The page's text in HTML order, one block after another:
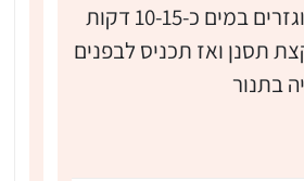
תפוחי אדמה וגזרים במים כ-10-15 דקות
תסנן ואז תכניס לבפנים
בתנור